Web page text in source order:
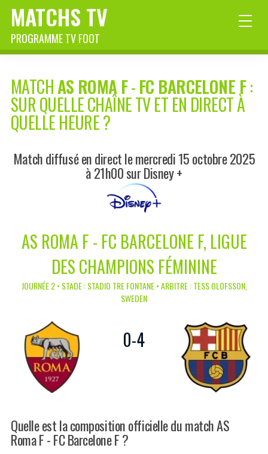
MATCHS TV
PROGRAMME TV FOOT
MATCHAS ROMA F-FC BARCELONE F:
SUR QUELLE CHAÎNE TV ET EN DIRECT À
QUELLE HEURE ?
Match diffusé en direct le mercredi 15 octobre 2025
à 21h00 sur Disney +
AS ROMA F - FC BARCELONE F, LIGUE
DES CHAMPIONS FÉMININE
JOURNÉE 2 • STADE : STADIO TRE FONTANE • ARBITRE : TESS OLOFSSON,
SWEDEN
0-4
Quelle est la composition officielle du match AS
Roma F - FC Barcelone F ?